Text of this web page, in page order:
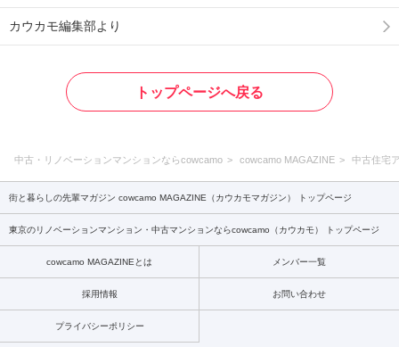
カウカモ編集部より
トップページへ戻る
中古・リノベーションマンションならcowcamo cowcamo MAGAZINE 中古住宅
街と暮らしの先輩マガジン cowcamo MAGAZINE（カウカモマガジン） トップページ
東京のリノベーションマンション・中古マンションならcowcamo（カウカモ） トップページ
cowcamo MAGAZINEとは メンバー一覧
採用情報 お問い合わせ
プライバシーポリシー